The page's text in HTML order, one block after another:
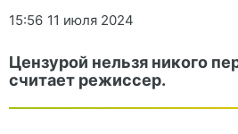
15:56 11 июля 2024
Цензурой нельзя никого
считает режиссер.